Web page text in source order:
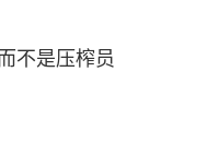
不是压榨员